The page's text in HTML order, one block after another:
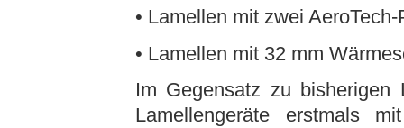
• Lamellen mit zwei
• Lamellen mit 32 mm
Im Gegensatz zu bisherigen
Lamellengeräte erstmals